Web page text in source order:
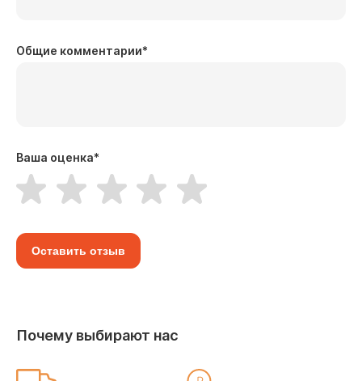
Общие комментарии*
Ваша оценка*
Оставить отзыв
Почему выбирают нас